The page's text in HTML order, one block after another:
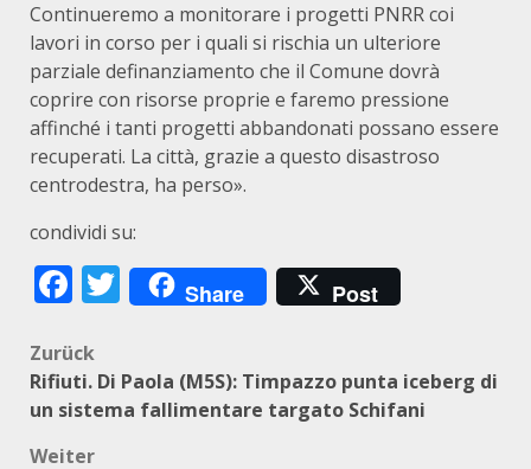
Continueremo a monitorare i progetti PNRR coi
lavori in corso per i quali si rischia un ulteriore
parziale definanziamento che il Comune dovrà
coprire con risorse proprie e faremo pressione
affinché i tanti progetti abbandonati possano essere
recuperati. La città, grazie a questo disastroso
centrodestra, ha perso».
condividi su:
Facebook
Twitter
Share Post
Beitragsnavigation
Zurück
Rifiuti. Di Paola (M5S): Timpazzo punta iceberg di
un sistema fallimentare targato Schifani
Weiter